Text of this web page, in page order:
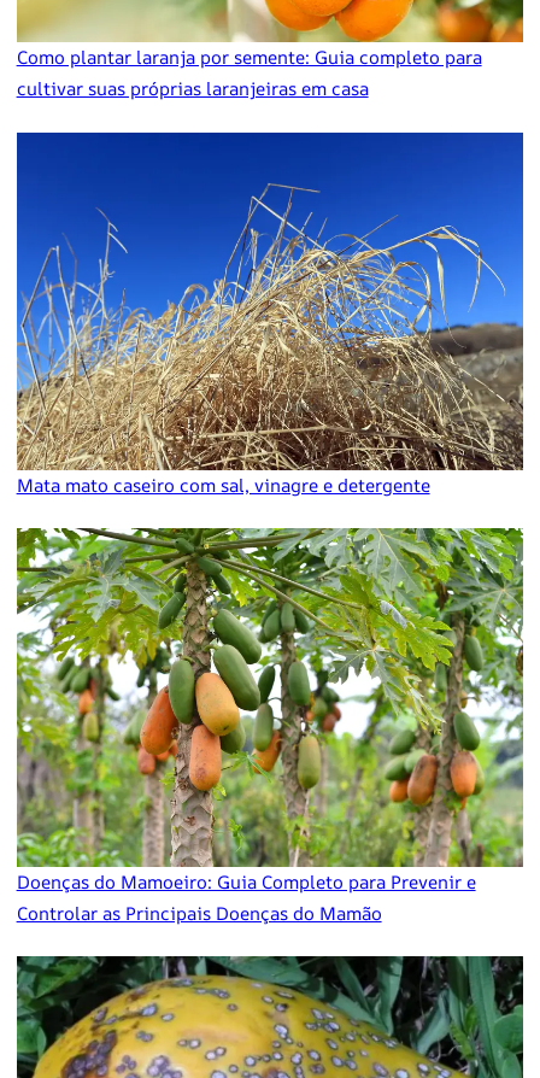
Como plantar laranja por semente: Guia completo para
cultivar suas próprias laranjeiras em casa
Mata mato caseiro com sal, vinagre e detergente
Doenças do Mamoeiro: Guia Completo para Prevenir e
Controlar as Principais Doenças do Mamão